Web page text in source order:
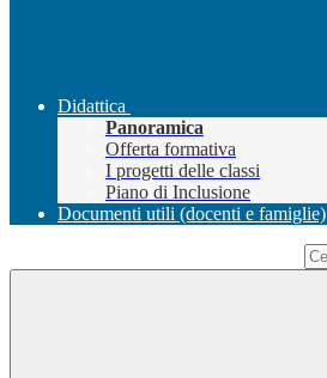
Didattica
Panoramica
Offerta formativa
I progetti delle classi
Piano di Inclusione
Documenti utili (docenti e famiglie)